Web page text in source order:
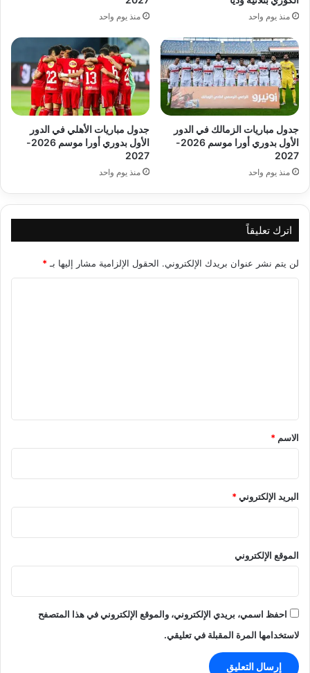
منذ يوم واحد منذ يوم واحد
جدول مباريات الزمالك في الدور
الأول بدوري أورا موسم 2026-
2027
منذ يوم واحد
جدول مباريات الأهلي في الدور
الأول بدوري أورا موسم 2026-
2027
منذ يوم واحد
اترك تعليقاً
لن يتم نشر عنوان بريدك الإلكتروني. الحقول الإلزامية مشار إليها بـ *
*
الاسم *
البريد الإلكتروني*
الموقع الإلكتروني
احفظ اسمي، بريدي الإلكتروني، والموقع الإلكتروني في هذا المتصفح
لاستخدامها المرة المقبلة في تعليقي.